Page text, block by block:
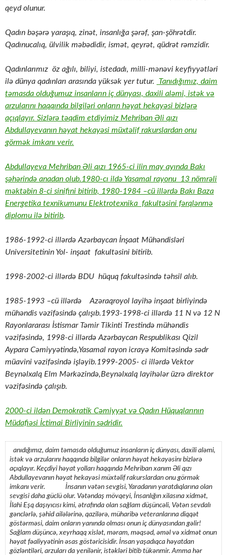
qeyd olunur.
Qadın bəşərə yaraşıq, zinət, insanlığa şərəf, şan-şöhrətdir.
Qadınucalıq, ülvilik məbədidir, ismət, qeyrət, qüdrət rəmzidir.
Qadınlarımız öz ağılı, biliyi, istedadı, milli-mənəvi keyfiyyətləri
ilə dünya qadınları arasında yüksək yer tutur.
Tanıdığımız, daim
təmasda olduğumuz insanların iç dünyası, daxili aləmi, istək və
arzularını haqqında bilgiləri onların həyat hekayəsi bizlərə
açıqlayır. Sizlərə təqdim etdiyimiz Mehriban Əli qızı
Abdullayevanın həyat hekayəsi müxtəlif rakurslardan onu
görmək imkanı verir.
Abdullayeva Mehriban Əli qızı 1965-ci ilin may ayında Bakı
şəhərində anadan olub.1980-cı ildə Yasamal rayonu 13 nömrəli
məktəbin 8-ci sinifini bitirib, 1980-1984 –cü illərdə Bakı Baza
Energetika texnikumunu Elektrotexnika fakultəsini fərqlənmə
diplomu ilə bitirib.
1986-1992-ci illərdə Azərbaycan İnşaat Mühəndisləri
Universitetinin Yol- inşaat fakultəsini bitirib.
1998-2002-ci illərdə BDU hüquq fakultəsində təhsil alıb.
1985-1993 –cü illərdə Azəraqroyol layihə inşaat birliyində
mühəndis vəzifəsində çalışıb.1993-1998-ci illərdə 11 N və 12 N
Rayonlararası İstismar Təmir Tikinti Trestində mühəndis
vəzifəsində, 1998-ci illərdə Azərbaycan Respublikası Qizil
Aypara Cəmiyyətində,Yasamal rayon icrayə Komitəsində sədr
müavini vəzifəsində işləyib.1999-2005- ci illərdə Vektor
Beynəlxalq Elm Mərkəzində,Beynəlxalq layihələr üzrə direktor
vəzifəsində çalışıb.
2000-ci ildən Demokratik Cəmiyyət və Qadın Hüquqlarının
Müdafiəsi İctimai Birliyinin sədridir.
anıdığımız, daim təmasda olduğumuz insanların iç dünyası, daxili aləmi,
istək və arzularını haqqında bilgilər onların həyat hekayəsinı bizlərə
açıqlayır. Keçdiyi həyat yolları haqqında Mehriban xanım Əli qızı
Abdullayevanın həyat hekayəsi müxtəlif rakurslardan onu görmək
imkanı verir.
İnsanın vətən sevgisi, Yaradanın yaratdıqlarına olan
sevgisi daha güclü olur. Vətəndaş mövqeyi, İnsanlığın xilasına xidmət,
İlahi Eşq daşıyıcısı kimi, ətrafında olan sağlam düşüncəli, Vətən sevdalı
gənclərlə, şəhid ailələrinə, qazilərə, müharibə veteranlarına diqqət
göstərməsi, daim onların yanında olması onun iç dünyasından gəlir!
Sağlam düşüncə, xeyrhaqq xislət, məram, məqsəd, əməl və xidmət onun
həyat fəaliyyətinin əsas göstəricisidir. İnsan yaşadıqca həyatdan
gözləntiləri, arzuları da yenilənir, istəkləri bitib tükənmir. Amma hər